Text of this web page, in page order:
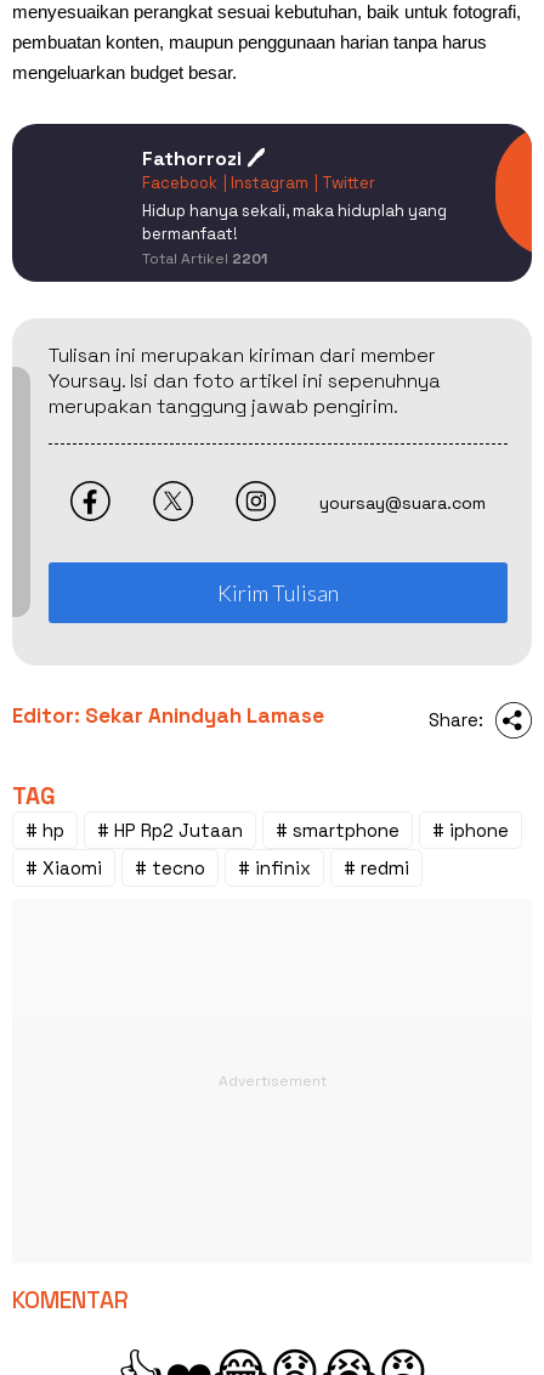
menyesuaikan perangkat sesuai kebutuhan, baik untuk fotografi,
pembuatan konten, maupun penggunaan harian tanpa harus
mengeluarkan budget besar.
Fathorrozi 🖊️
Facebook | Instagram
| Twitter
Hidup hanya sekali, maka hiduplah yang
bermanfaat!
Total Artikel 2201
Tulisan ini merupakan kiriman dari member
Yoursay. Isi dan foto artikel ini sepenuhnya
merupakan tanggung jawab pengirim.
yoursay@suara.com
Kirim Tulisan
Editor: Sekar Anindyah Lamase Share:
TAG
# hp # HP Rp2 Jutaan # smartphone
# iphone
# Xiaomi
# tecno # infinix # redmi
KOMENTAR